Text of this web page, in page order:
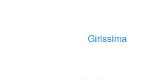
Girissima